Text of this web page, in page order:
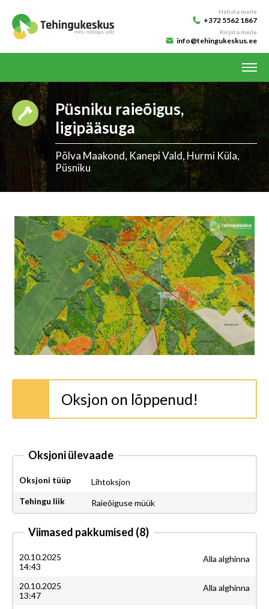
Helista meile
+372 5562 1867
Kirjuta meile
info@tehingukeskus.ee
Püsniku raieõigus,
ligipääsuga
Põlva Maakond, Kanepi Vald, Hurmi Küla,
Püsniku
Oksjon on lõppenud!
Oksjoni ülevaade
Oksjoni tüüp
Lihtoksjon
Tehingu liik
Raieõiguse müük
Viimased pakkumised (8)
20.10.2025
14:43
Alla alghinna
20.10.2025
13:47
Alla alghinna